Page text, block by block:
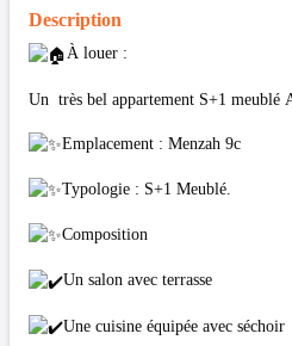
Description
À louer :
Un très bel appartement S+1 meublé
Emplacement : Menzah 9c
Typologie : S+1 Meublé.
Composition
Un salon avec terrasse
Une cuisine équipée avec séchoir